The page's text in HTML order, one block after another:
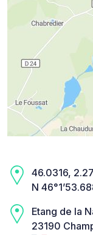
46.0316,
N
Etang de la
23190